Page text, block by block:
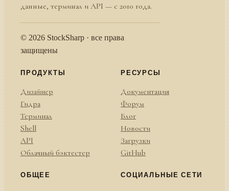
данные, терминал и API — с 2010 года.
© 2026 StockSharp · все права
защищены
ПРОДУКТЫ
Дизайнер
Гидра
Терминал
Shell
API
Облачный бэктестер
РЕСУРСЫ
Документация
Форум
Блог
Новости
Загрузки
GitHub
ОБЩЕЕ СОЦИАЛЬНЫЕ СЕТИ